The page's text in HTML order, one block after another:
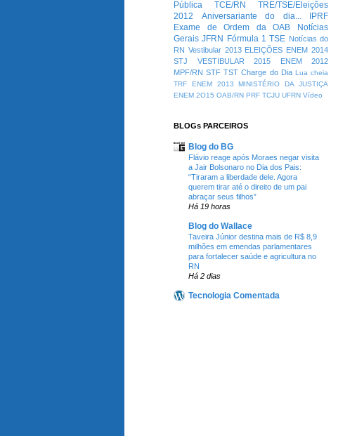
Pública
TCE/RN
TRE/TSE/Eleições
2012
Aniversariante do dia...
IPRF
Exame de Ordem da OAB
Notícias
Gerais JFRN Fórmula 1 TSE Notícias do
RN Vestibular 2013 ELEIÇÕES ENEM 2014
STJ
VESTIBULAR 2015
ENEM 2012
MPF/RN STF TST Charge do Dia Lua cheia
TRF
ENEM 2013
MINISTÉRIO DA JUSTIÇA
ENEM 2O15 OAB/RN PRF TCJU UFRN Vídeo
BLOGs PARCEIROS
Blog do BG
Flávio reage após Moraes negar visita
a Jair Bolsonaro no Dia dos Pais:
“Tiraram a liberdade dele. Agora
querem tirar até o direito de um pai
abraçar seus filhos”
Há 19 horas
Blog do Wallace
Taveira Júnior destina mais de R$ 8,9
milhões em emendas parlamentares
para fortalecer saúde e agricultura no
RN
Há 2 dias
Tecnologia Comentada